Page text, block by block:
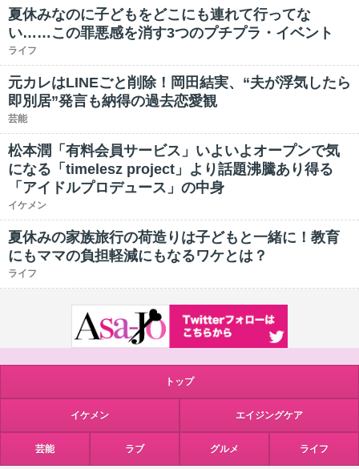
夏休みなのに子どもをどこにも連れて行ってな
い……この罪悪感を消す3つのプチプラ・イベント
ライフ
元カレはLINEごと削除！岡田結実、“夫が浮気したら
即別居”発言も納得の過去恋愛観
芸能
松本潤「有料会員サービス」いよいよオープンで気
になる「timelesz project」より話題沸騰あり得る
「アイドルプロデュース」の中身
イケメン
夏休みの家族旅行の荷造りは子どもと一緒に！教育
にもママの負担軽減にもなるワケとは？
ライフ
トップ
イケメン エイジングケア
芸能 ラブ グルメ ライフ